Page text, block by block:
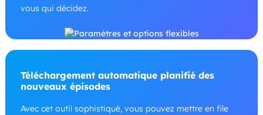
vous qui décidez.
Téléchargement automatique planifié des
nouveaux épisodes
Avec cet outil sophistiqué, vous pouvez mettre en file